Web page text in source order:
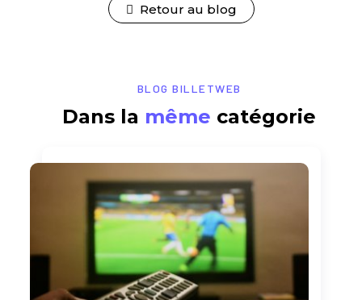
Retour au blog
BLOG BILLETWEB
Dans la même catégorie